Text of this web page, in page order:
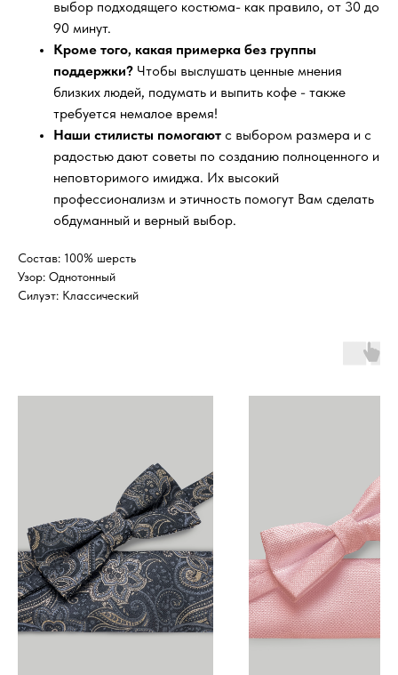
выбор подходящего костюма- как правило, от 30 до
90 минут.
Кроме того, какая примерка без группы
поддержки? Чтобы выслушать ценные мнения
близких людей, подумать и выпить кофе - также
требуется немалое время!
Наши стилисты помогают с выбором размера и с
радостью дают советы по созданию полноценного и
неповторимого имиджа. Их высокий
профессионализм и этичность помогут Вам сделать
обдуманный и верный выбор.
Состав: 100% шерсть
Узор: Однотонный
Силуэт: Классический